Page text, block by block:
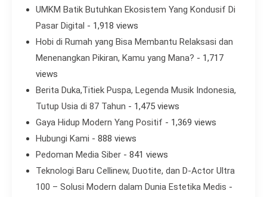
UMKM Batik Butuhkan Ekosistem Yang Kondusif Di
Pasar Digital - 1,918 views
Hobi di Rumah yang Bisa Membantu Relaksasi dan
Menenangkan Pikiran, Kamu yang Mana? - 1,717
views
Berita Duka,Titiek Puspa, Legenda Musik Indonesia,
Tutup Usia di 87 Tahun - 1,475 views
Gaya Hidup Modern Yang Positif - 1,369 views
Hubungi Kami - 888 views
Pedoman Media Siber - 841 views
Teknologi Baru Cellinew, Duotite, dan D-Actor Ultra
100 – Solusi Modern dalam Dunia Estetika Medis -